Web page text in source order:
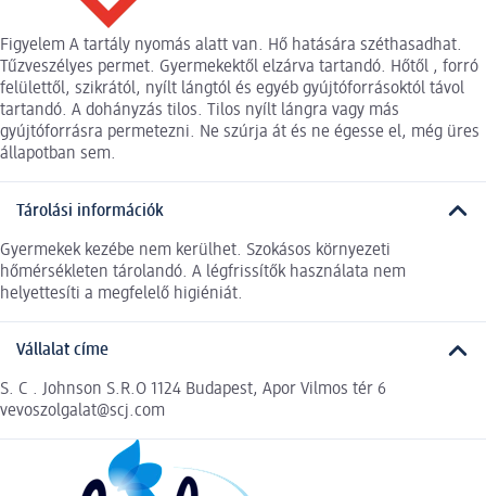
Figyelem A tartály nyomás alatt van. Hő hatására széthasadhat.
Tűzveszélyes permet. Gyermekektől elzárva tartandó. Hőtől , forró
felülettől, szikrától, nyílt lángtól és egyéb gyújtóforrásoktól távol
tartandó. A dohányzás tilos. Tilos nyílt lángra vagy más
gyújtóforrásra permetezni. Ne szúrja át és ne égesse el, még üres
állapotban sem.
Tárolási információk
Gyermekek kezébe nem kerülhet. Szokásos környezeti
hőmérsékleten tárolandó. A légfrissítők használata nem
helyettesíti a megfelelő higiéniát.
Vállalat címe
S. C . Johnson S.R.O 1124 Budapest, Apor Vilmos tér 6
vevoszolgalat@scj.com